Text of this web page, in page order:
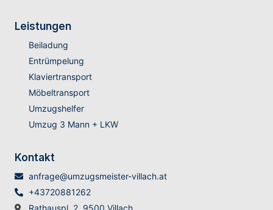
Leistungen
Beiladung
Entrümpelung
Klaviertransport
Möbeltransport
Umzugshelfer
Umzug 3 Mann + LKW
Kontakt
anfrage@umzugsmeister-villach.at
+43720881262